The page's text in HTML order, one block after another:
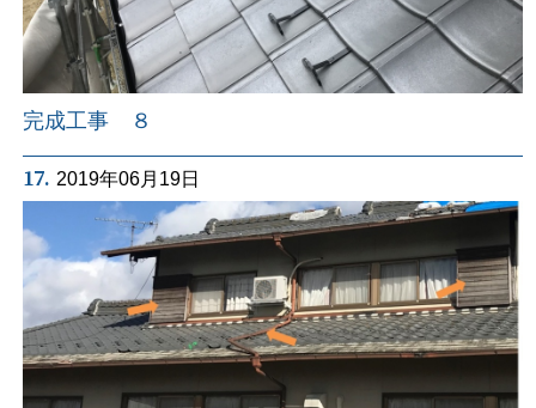
完成工事 ８
17. 2019年06月19日